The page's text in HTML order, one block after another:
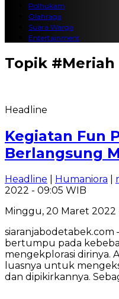
Polhukam
Olahraga
Suara Warga
Entertainment
Topik #Meriah
Headline
Kegiatan Fun
Berlangsung
Headline Humaniora
2022 - 09:05 WIB
Minggu, 20 Maret 2022
siaranjabodetabek.com
bertumpu pada
mengekplorasi dirinya.
luasnya untuk
dan dipikirkannya.